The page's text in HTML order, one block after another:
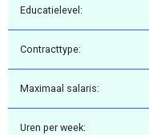
Educatielevel:
Contracttype:
Maximaal salaris:
Uren per week: